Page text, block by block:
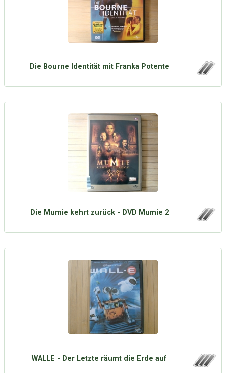
Die Bourne Identität mit Franka Potente
Die Mumie kehrt zurück - DVD Mumie 2
WALLE - Der Letzte räumt die Erde auf